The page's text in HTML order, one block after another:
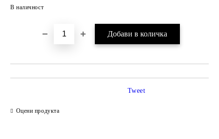
В наличност
Оцени продукта
Tweet